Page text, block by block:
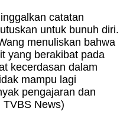
catatan
untuk bunuh diri.
menuliskan bahwa
yang berakibat pada
kecerdasan dalam
mampu lagi
pengajaran dan
TVBS News)